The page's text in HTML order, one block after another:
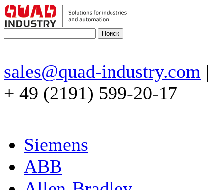
sales@quad-industry.com |
+ 49 (2191) 599-20-17
Siemens
ABB